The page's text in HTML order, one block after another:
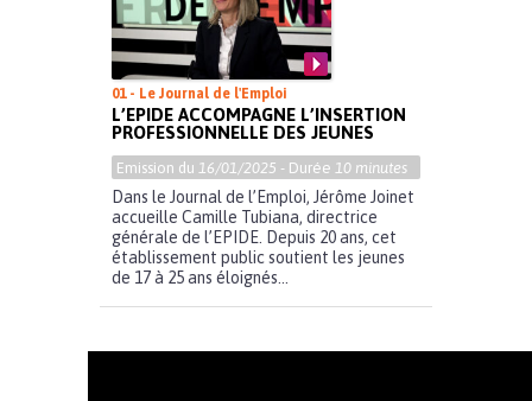
01 - Le Journal de l'Emploi
L’EPIDE ACCOMPAGNE L’INSERTION
PROFESSIONNELLE DES JEUNES
Emission du 16/01/2025 - Durée 10 minutes
Dans le Journal de l’Emploi, Jérôme Joinet
accueille Camille Tubiana, directrice
générale de l’EPIDE. Depuis 20 ans, cet
établissement public soutient les jeunes
de 17 à 25 ans éloignés...